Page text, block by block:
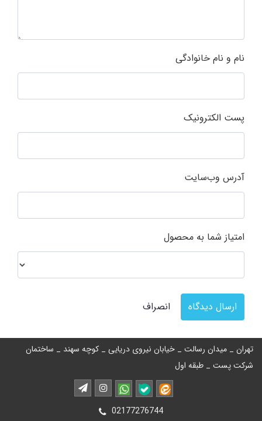
نام و نام خانوادگی
پست الکترونیک
آدرس وب‌سایت
امتیاز شما به محصول
ارسال دیدگاه انصراف
تهران _ میدان رسالت _ خیابان نیروی دریایی _ کوچه سهند _ ساختمان
شرکت پست _ طبقه اول
02177276744